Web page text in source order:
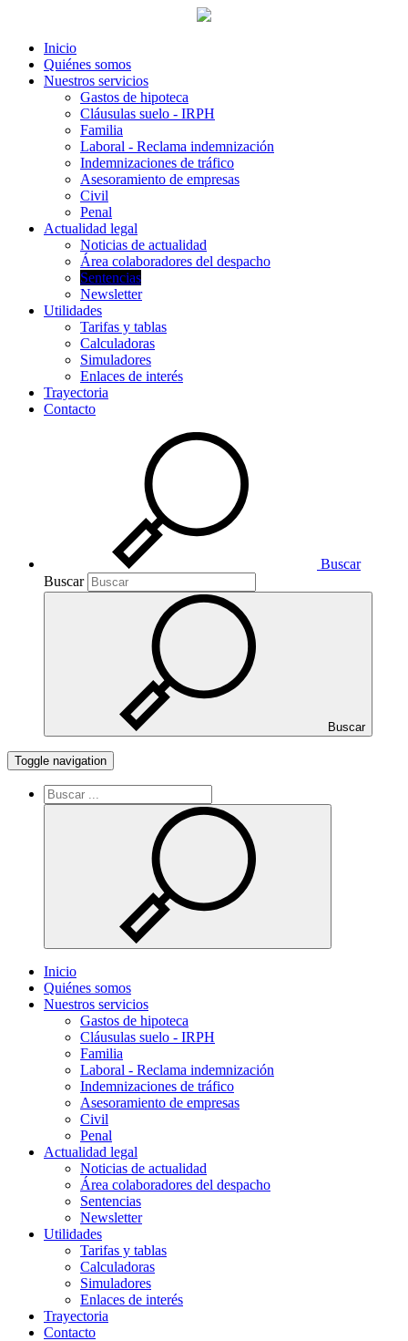
Inicio
Quiénes somos
Nuestros servicios
Gastos de hipoteca
Cláusulas suelo - IRPH
Familia
Laboral - Reclama indemnización
Indemnizaciones de tráfico
Asesoramiento de empresas
Civil
Penal
Actualidad legal
Noticias de actualidad
Área colaboradores del despacho
Sentencias
Newsletter
Utilidades
Tarifas y tablas
Calculadoras
Simuladores
Enlaces de interés
Trayectoria
Contacto
Buscar
Buscar
Buscar
Toggle navigation
Inicio
Quiénes somos
Nuestros servicios
Gastos de hipoteca
Cláusulas suelo - IRPH
Familia
Laboral - Reclama indemnización
Indemnizaciones de tráfico
Asesoramiento de empresas
Civil
Penal
Actualidad legal
Noticias de actualidad
Área colaboradores del despacho
Sentencias
Newsletter
Utilidades
Tarifas y tablas
Calculadoras
Simuladores
Enlaces de interés
Trayectoria
Contacto